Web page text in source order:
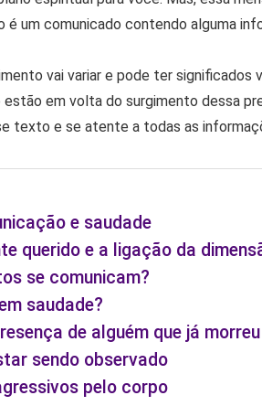
é um comunicado contendo alguma
vai variar e pode ter significados
em volta do surgimento dessa
texto e se atente a todas as
e saudade
querido e a ligação da
se comunicam?
saudade?
de alguém que já
sendo observado
pelo corpo